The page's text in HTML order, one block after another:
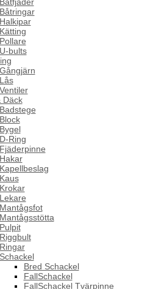
Båtringar
Halkipar
Kätting
Pollare
U-bults
Gångjärn
Lås
Ventiler
Däck
Badstege
Block
Bygel
D-Ring
Fjäderpinne
Hakar
Kapellbeslag
Kaus
Krokar
Lekare
Mantågsfot
Mantågsstötta
Pulpit
Riggbult
Ringar
Schackel
Bred Schackel
FallSchackel
FallSchackel Tvärpinne
m spår och poly-
4.2X16
m spår och poly-
4.2X19
m spår och poly-
4.8X13